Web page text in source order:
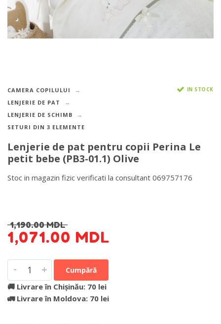
CAMERA COPILULUI
LENJERIE DE PAT
LENJERIE DE SCHIMB
SETURI DIN 3 ELEMENTE
IN STOCK
Lenjerie de pat pentru copii Perina Le
petit bebe (PB3-01.1) Olive
Stoc in magazin fizic verificati la consultant 069757176
1,190.00MDL
1,071.00 MDL
- + Cumpără
🚚 Livrare în Chișinău: 70 lei
🚛 Livrare în Moldova: 70 lei